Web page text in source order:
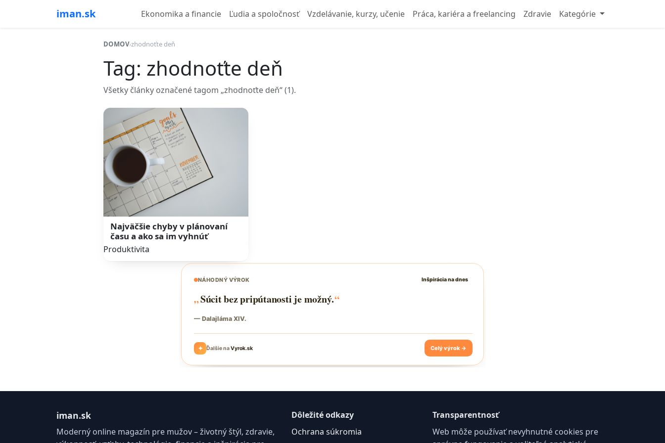
iman.sk Ekonomika a financie Ľudia a spoločnosť Vzdelávanie, kurzy, učenie Práca, kariéra a freelancing Zdravie Kategórie
DOMOV›zhodnoťte deň
Tag: zhodnoťte deň
Všetky články označené tagom „zhodnoťte deň“ (1).
Najväčšie chyby v plánovaní
času a ako sa im vyhnúť
Produktivita
iman.sk
Moderný online magazín pre mužov – životný štýl, zdravie,
Dôležité odkazy
Ochrana súkromia
Transparentnosť
Web môže používať nevyhnutné cookies pre